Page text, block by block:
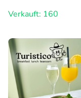
Verkauft: 160